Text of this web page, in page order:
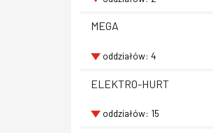
MEGA
oddziałów: 4
ELEKTRO-HURT
oddziałów: 15